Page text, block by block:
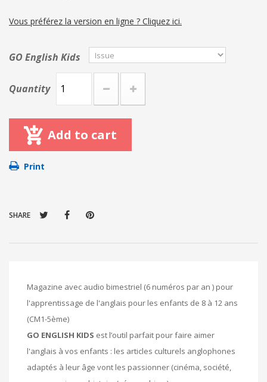
Vous préférez la version en ligne ? Cliquez ici.
GO English Kids
Quantity
Add to cart
Print
SHARE
Magazine avec audio bimestriel (6 numéros par an ) pour
l'apprentissage de l'anglais pour les enfants de 8 à 12 ans
(CM1-5ème)
GO ENGLISH KIDS est l’outil parfait pour faire aimer
l'anglais à vos enfants : les articles culturels anglophones
adaptés à leur âge vont les passionner (cinéma, société,